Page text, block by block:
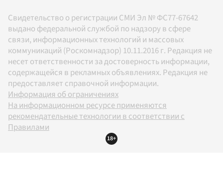
Свидетельство о регистрации СМИ Эл № ФС77-67642
выдано федеральной службой по надзору в сфере
связи, информационных технологий и массовых
коммуникаций (Роскомнадзор) 10.11.2016 г. Редакция не
несет ответственности за достоверность информации,
содержащейся в рекламных объявлениях. Редакция не
предоставляет справочной информации.
Информация об ограничениях
На информационном ресурсе применяются
рекомендательные технологии в соответствии с
Правилами
18+